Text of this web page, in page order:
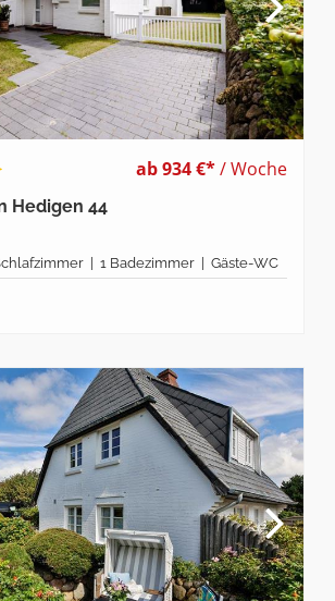
ab 934 €*/ Woche
Hedigen 44
| 1 Badezimmer | Gäste-WC